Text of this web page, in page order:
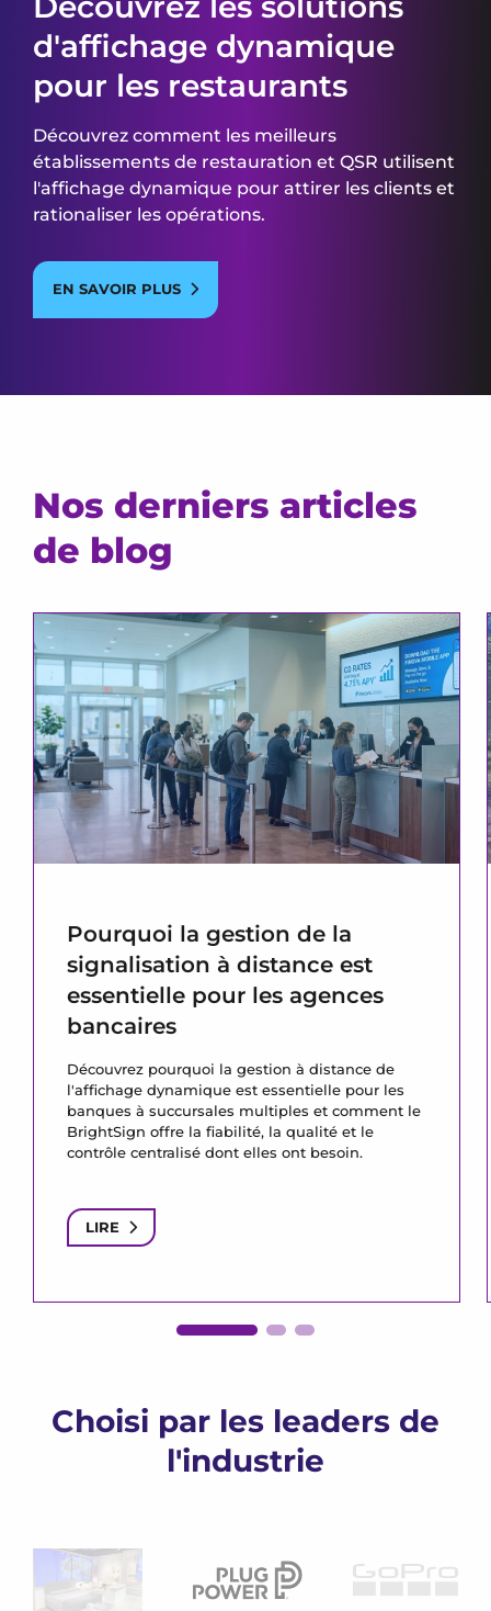
d'affichage dynamique
pour les restaurants
Découvrez comment les meilleurs
établissements de restauration et QSR utilisent
l'affichage dynamique pour attirer les clients et
rationaliser les opérations.
EN SAVOIR PLUS
Nos derniers articles
de blog
Pourquoi la gestion de la
signalisation à distance est
essentielle pour les agences
bancaires
Découvrez pourquoi la gestion à distance de
l'affichage dynamique est essentielle pour les
banques à succursales multiples et comment le
BrightSign offre la fiabilité, la qualité et le
contrôle centralisé dont elles ont besoin.
LIRE
Choisi par les leaders de
l'industrie